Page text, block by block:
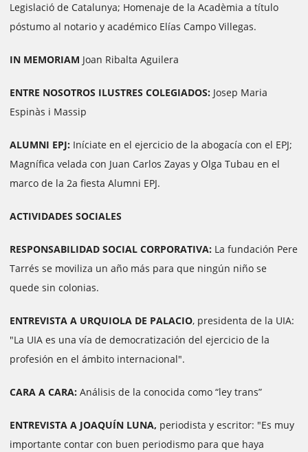
Legislació de Catalunya; Homenaje de la Acadèmia a título
póstumo al notario y académico Elías Campo Villegas.
IN MEMORIAM Joan Ribalta Aguilera
ENTRE NOSOTROS ILUSTRES COLEGIADOS: Josep Maria
Espinàs i Massip
ALUMNI EPJ: Iníciate en el ejercicio de la abogacía con el EPJ;
Magnífica velada con Juan Carlos Zayas y Olga Tubau en el
marco de la 2a fiesta Alumni EPJ.
ACTIVIDADES SOCIALES
RESPONSABILIDAD SOCIAL CORPORATIVA: La fundación Pere
Tarrés se moviliza un año más para que ningún niño se
quede sin colonias.
ENTREVISTA A URQUIOLA DE PALACIO, presidenta de la UIA:
"La UIA es una vía de democratización del ejercicio de la
profesión en el ámbito internacional".
CARA A CARA: Análisis de la conocida como “ley trans”
ENTREVISTA A JOAQUÍN LUNA, periodista y escritor: "Es muy
importante contar con buen periodismo para que haya